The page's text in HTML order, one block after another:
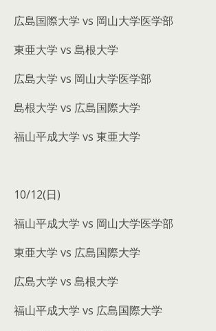
広島国際大学 vs 岡山大学医学部
東亜大学 vs 島根大学
広島大学 vs 岡山大学医学部
島根大学 vs 広島国際大学
福山平成大学 vs 東亜大学
10/12(日)
福山平成大学 vs 岡山大学医学部
東亜大学 vs 広島国際大学
広島大学 vs 島根大学
福山平成大学 vs 広島国際大学